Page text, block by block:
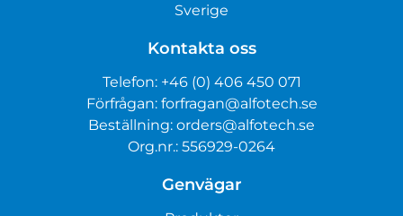
Sverige
Kontakta oss
Telefon: +46 (0) 406 450 071
Förfrågan: forfragan@alfotech.se
Beställning: orders@alfotech.se
Org.nr.: 556929-0264
Genvägar